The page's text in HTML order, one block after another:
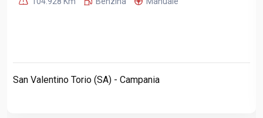
San Valentino Torio (SA) - Campania